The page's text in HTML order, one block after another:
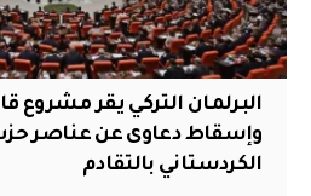
البرلمان التركي يقر مشروع
وإسقاط دعاوى عن عناصر
الكردستاني بالتقادم